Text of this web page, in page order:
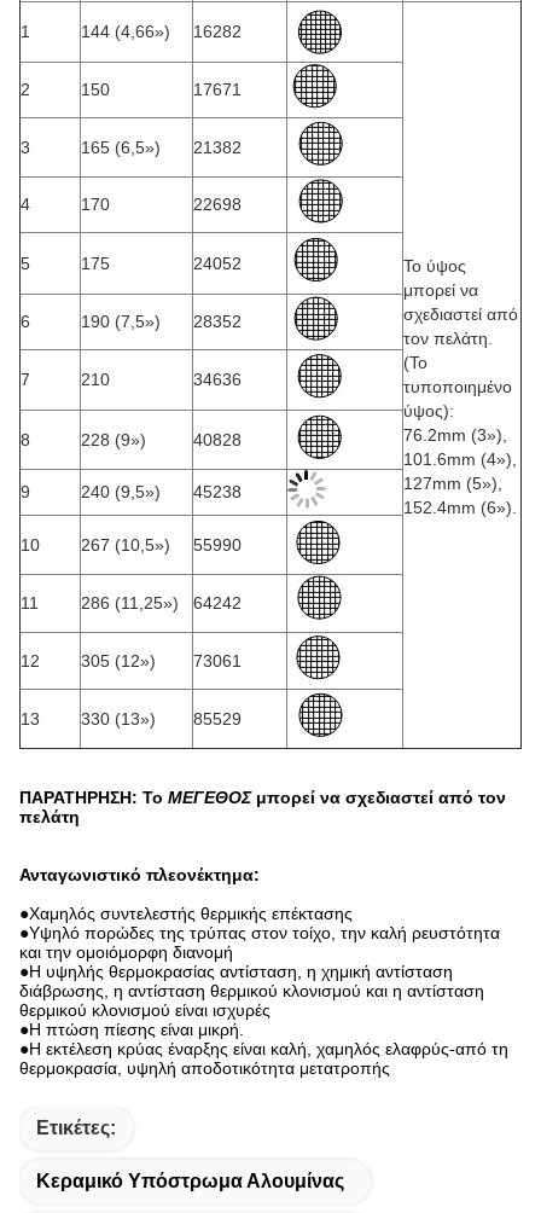
1 144 (4,66») 16282
Το ύψος
μπορεί να
σχεδιαστεί από
τον πελάτη.
(Το
τυποποιημένο
ύψος):
76.2mm (3»),
101.6mm (4»),
127mm (5»),
152.4mm (6»).
2 150 17671
3 165 (6,5») 21382
4 170 22698
5 175 24052
6 190 (7,5») 28352
7 210 34636
8 228 (9») 40828
9 240 (9,5») 45238
10 267 (10,5») 55990
11 286 (11,25») 64242
12 305 (12») 73061
13 330 (13») 85529
ΠΑΡΑΤΗΡΗΣΗ: Το ΜΕΓΕΘΟΣμπορεί να σχεδιαστεί από τον
πελάτη
Ανταγωνιστικό πλεονέκτημα:
●Χαμηλός συντελεστής θερμικής επέκτασης
●Υψηλό πορώδες της τρύπας στον τοίχο, την καλή ρευστότητα
και την ομοιόμορφη διανομή
●Η υψηλής θερμοκρασίας αντίσταση, η χημική αντίσταση
διάβρωσης, η αντίσταση θερμικού κλονισμού και η αντίσταση
θερμικού κλονισμού είναι ισχυρές
●Η πτώση πίεσης είναι μικρή.
●Η εκτέλεση κρύας έναρξης είναι καλή, χαμηλός ελαφρύς-από τη
θερμοκρασία, υψηλή αποδοτικότητα μετατροπής
Ετικέτες:
Κεραμικό Υπόστρωμα Αλουμίνας